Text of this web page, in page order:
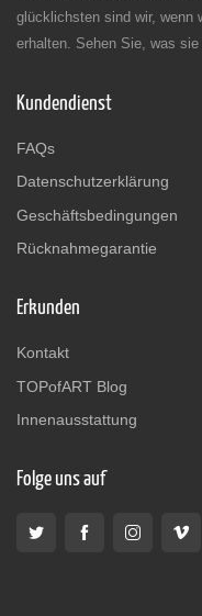
glücklichsten sind wir, wenn
erhalten. Sehen Sie, was sie
Kundendienst
FAQs
Datenschutzerklärung
Geschäftsbedingungen
Rücknahmegarantie
Erkunden
Kontakt
TOPofART Blog
Innenausstattung
Folge uns auf